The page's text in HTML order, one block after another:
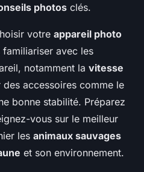
photos clés.
votre appareil photo
avec les
notamment la vitesse
accessoires comme le
bonne stabilité. Préparez
vous sur le meilleur
les animaux sauvages
et son environnement.